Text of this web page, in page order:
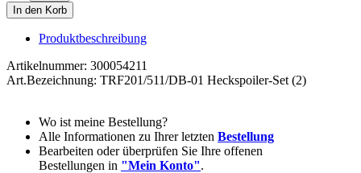
Produktbeschreibung
Artikelnummer: 300054211
Art.Bezeichnung: TRF201/511/DB-01 Heckspoiler-Set (2)
Wo ist meine Bestellung?
Alle Informationen zu Ihrer letzten Bestellung
Bearbeiten oder überprüfen Sie Ihre offenen
Bestellungen in "Mein Konto".